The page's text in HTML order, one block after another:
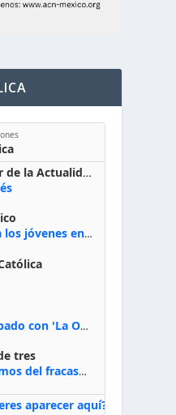
El Observador de la Actualidad
Papa León Xiv a los jóvenes en Asís, 6-8-2026: «De san Francisco aprendan la radicalidad evangélica: no los vuelve ciegos ni violentos, sino sensibles, atentos, siempre en el seguimiento de Jesús, humildes y acogiendo a todos»
Tres horas atrapado con 'La Odisea' de Nolan
tres
Lo que aprendimos del fracaso al emprender
aparecer aquí?